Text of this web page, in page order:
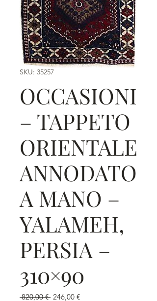
SKU: 35257
OCCASIONI
– TAPPETO
ORIENTALE
ANNODATO
A MANO –
YALAMEH,
PERSIA –
310×90
820,00 € Prezzo
246,00 €Prezzo